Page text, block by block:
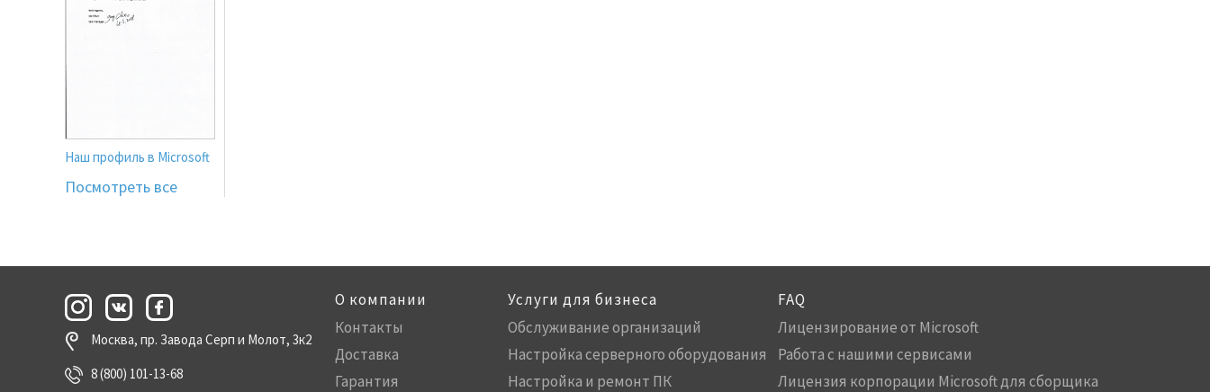
Наш профиль в Microsoft
Посмотреть все
Москва, пр. Завода Серп и Молот, 3к2
8 (800) 101-13-68
О компании
Контакты
Доставка
Гарантия
Услуги для бизнеса
Обслуживание организаций
Настройка серверного оборудования
Настройка и ремонт ПК
FAQ
Лицензирование от Microsoft
Работа с нашими сервисами
Лицензия корпорации Microsoft для сборщика